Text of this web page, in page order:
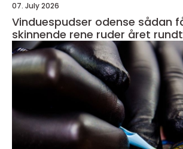
07. July 2026
Vinduespudser odense sådan får du
skinnende rene ruder året rundt